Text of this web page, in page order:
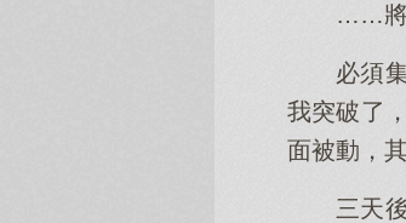
……將
必須
我突破了
面被動，
三天